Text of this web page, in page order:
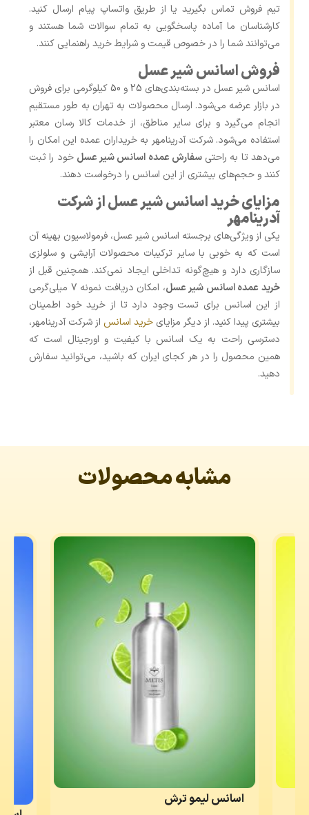
تیم فروش تماس بگیرید یا از طریق واتساپ پیام ارسال کنید.
کارشناسان ما آماده پاسخگویی به تمام سوالات شما هستند و
می‌توانند شما را در خصوص قیمت و شرایط خرید راهنمایی کنند.
فروش اسانس شیر عسل
اسانس شیر عسل در بسته‌بندی‌های 25 و 50 کیلوگرمی برای فروش
در بازار عرضه می‌شود. ارسال محصولات به تهران به طور مستقیم
انجام می‌گیرد و برای سایر مناطق، از خدمات کالا رسان معتبر
استفاده می‌شود. شرکت آدرینامهر به خریداران عمده این امکان را
می‌دهد تا به راحتیسفارش عمده اسانس شیر عسل خود را ثبت
کنند و حجم‌های بیشتری از این اسانس را درخواست دهند.
مزایای خرید اسانس شیر عسل از شرکت
آدرینامهر
یکی از ویژگی‌های برجسته اسانس شیر عسل، فرمولاسیون بهینه آن
است که به خوبی با سایر ترکیبات محصولات آرایشی و سلولزی
سازگاری دارد و هیچ‌گونه تداخلی ایجاد نمی‌کند. همچنین قبل از
خرید عمده اسانس شیر عسل
، امکان دریافت نمونه 7 میلی‌گرمی
از این اسانس برای تست وجود دارد تا از خرید خود اطمینان
بیشتری پیدا کنید. از دیگر مزایای خرید اسانس از شرکت آدرینامهر،
دسترسی راحت به یک اسانس با کیفیت و اورجینال است که
همین محصول را در هر کجای ایران که باشید، می‌توانید سفارش
دهید.
مشابه محصولات
اسانس لیمو ترش